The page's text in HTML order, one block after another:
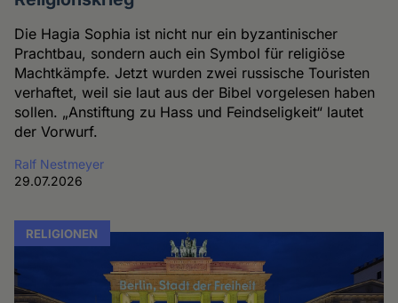
Die Hagia Sophia ist nicht nur ein byzantinischer
Prachtbau, sondern auch ein Symbol für religiöse
Machtkämpfe. Jetzt wurden zwei russische Touristen
verhaftet, weil sie laut aus der Bibel vorgelesen haben
sollen. „Anstiftung zu Hass und Feindseligkeit“ lautet
der Vorwurf.
Ralf Nestmeyer
29.07.2026
RELIGIONEN